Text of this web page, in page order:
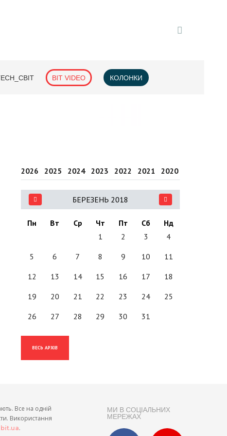
BIT VIDEO КОЛОНКИ
2026 2025 2024 2023 2022 2021 2020
БЕРЕЗЕНЬ 2018
Пн Вт Ср Чт Пт Сб
Нд
1
2 3 4
5 6 7 8 9 10 11
12 13 14 15 16 17 18
19 20 21 22 23 24 25
26 27 28 29 30 31
ВЕСЬ АРХІВ
МИ В СОЦІАЛЬНИХ
МЕРЕЖАХ
Все на одній
Використання
bit.ua.